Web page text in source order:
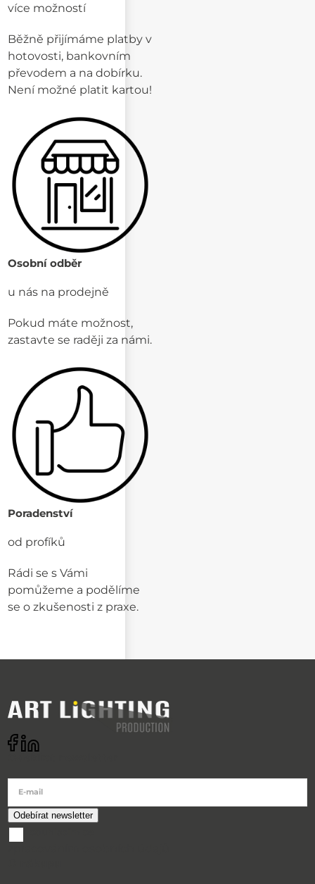
více možností
Běžně přijímáme platby v
hotovosti, bankovním
převodem a na dobírku.
Není možné platit kartou!
Osobní odběr
u nás na prodejně
Pokud máte možnost,
zastavte se raději za námi.
Poradenství
od profíků
Rádi se s Vámi
pomůžeme a podělíme
se o zkušenosti z praxe.
E-mail